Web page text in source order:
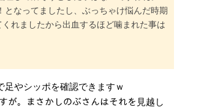
なってましたし、ぶっちゃけ悩んだ時期
れましたから出血するほど噛まれた事は
足やシッポを確認できますｗ
。まさかしのぶさんはそれを見越し